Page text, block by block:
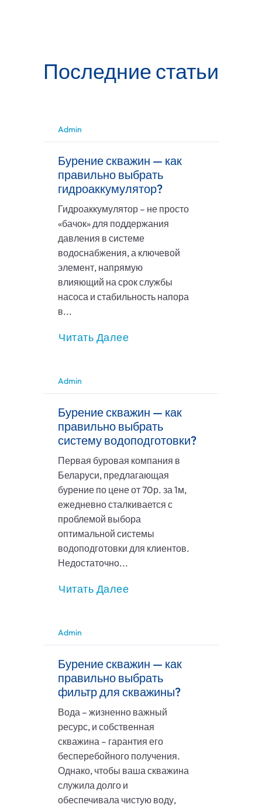
Последние статьи
Admin
Бурение скважин — как
правильно выбрать
гидроаккумулятор?
Гидроаккумулятор – не просто
«бачок» для поддержания
давления в системе
водоснабжения, а ключевой
элемент, напрямую
влияющий на срок службы
насоса и стабильность напора
в...
Читать Далее
Admin
Бурение скважин — как
правильно выбрать
систему водоподготовки?
Первая буровая компания в
Беларуси, предлагающая
бурение по цене от 70р. за 1м,
ежедневно сталкивается с
проблемой выбора
оптимальной системы
водоподготовки для клиентов.
Недостаточно...
Читать Далее
Admin
Бурение скважин — как
правильно выбрать
фильтр для скважины?
Вода – жизненно важный
ресурс, и собственная
скважина – гарантия его
бесперебойного получения.
Однако, чтобы ваша скважина
служила долго и
обеспечивала чистую воду,